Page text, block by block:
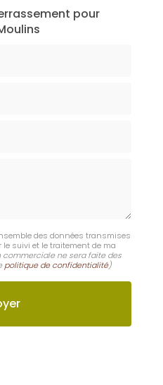
pour
des données transmises
suivi et le traitement de ma
commerciale ne sera faite des
politique de confidentialité)